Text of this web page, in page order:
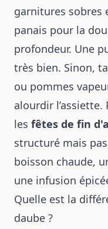
garnitures sobres
panais pour la
profondeur. Une
très bien. Sinon,
ou pommes
alourdir
les fêtes de fin
structuré mais
boisson chaude,
une infusion
Quelle est la
daube ?